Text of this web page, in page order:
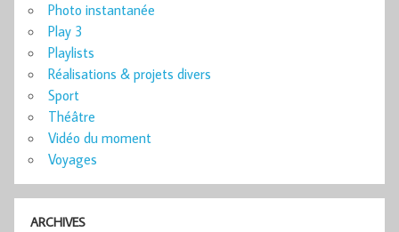
Photo instantanée
Play 3
Playlists
Réalisations & projets divers
Sport
Théâtre
Vidéo du moment
Voyages
ARCHIVES